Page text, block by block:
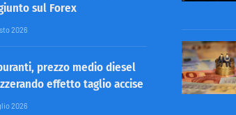
sul Forex
2026
prezzo medio diesel
effetto taglio accise
2026